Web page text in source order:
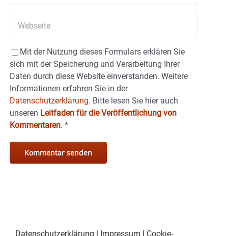
Mit der Nutzung dieses Formulars erklären Sie
sich mit der Speicherung und Verarbeitung Ihrer
Daten durch diese Website einverstanden. Weitere
Informationen erfahren Sie in der
Datenschutzerklärung. Bitte lesen Sie hier auch
unseren Leitfaden für die Veröffentlichung von
Kommentaren. *
Datenschutzerklärung Impressum Cookie-